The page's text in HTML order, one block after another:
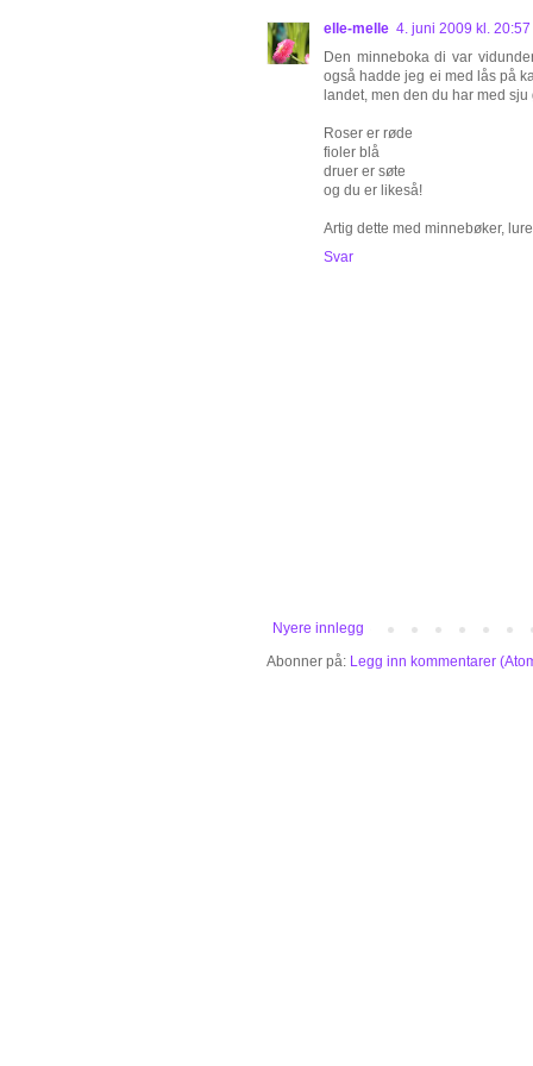
elle-melle 4. juni 2009 kl. 20:57
Den minneboka di var
også hadde jeg ei med lås på
landet, men den du har med
Roser er røde
fioler blå
druer er søte
og du er likeså!
Artig dette med minnebøker,
Svar
Nyere innlegg
Abonner på: Legg inn kommentarer